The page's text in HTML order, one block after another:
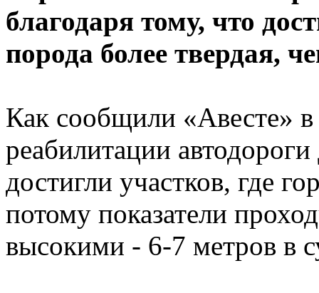
благодаря тому, что
порода более твердая,
Как сообщили «Авесте»
реабилитации
достигли участков, где
потому показатели
высокими - 6-7 метров в